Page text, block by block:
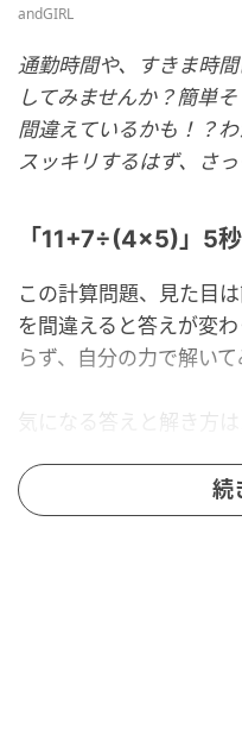
andGIRL
通勤時間や、すきま時
してみませんか？簡単
間違えているかも！？
スッキリするはず、さ
「11+7÷(4×5)」5
この計算問題、見た目
を間違えると答えが変
らず、自分の力で解いて
気になる答えと解き方
続